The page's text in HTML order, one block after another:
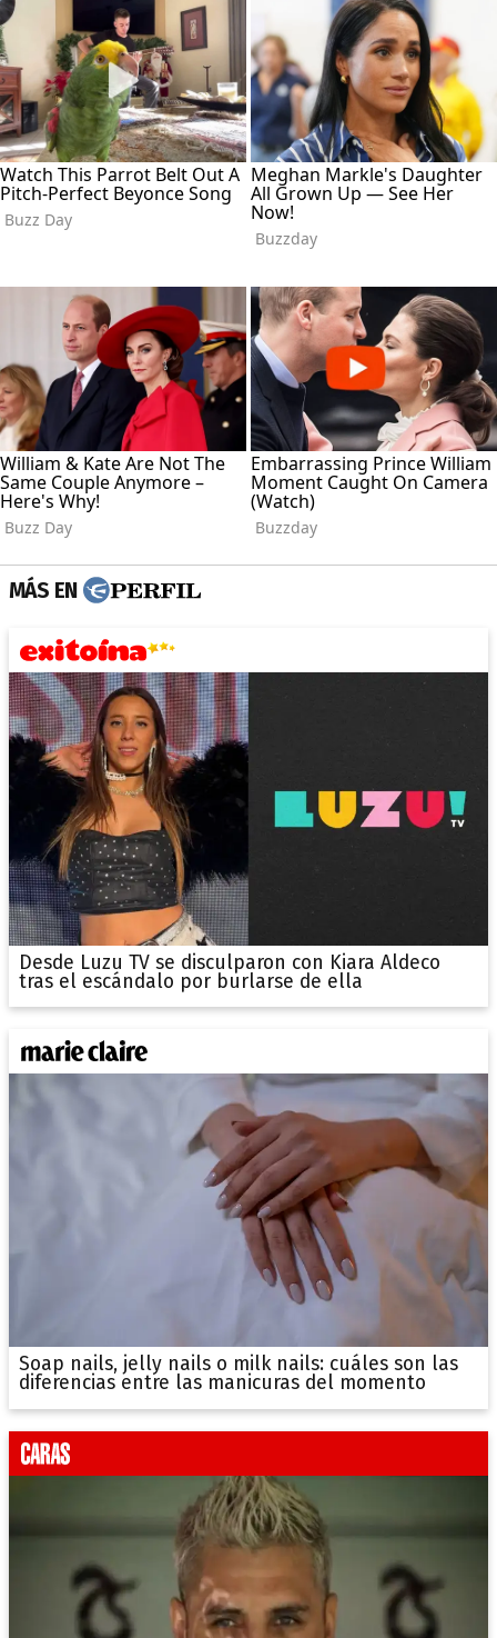
MÁS EN
Desde Luzu TV se disculparon con Kiara Aldeco
tras el escándalo por burlarse de ella
Soap nails, jelly nails o milk nails: cuáles son las
diferencias entre las manicuras del momento